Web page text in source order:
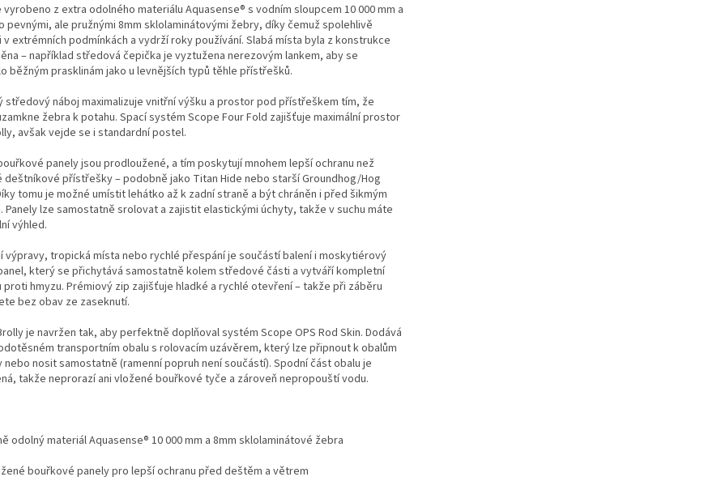
vyrobeno z extra odolného materiálu Aquasense® s vodním sloupcem 10 000 mm a
pevnými, ale pružnými 8mm sklolaminátovými žebry, díky čemuž spolehlivě
extrémních podmínkách a vydrží roky používání. Slabá místa byla z konstrukce
– například středová čepička je vyztužena nerezovým lankem, aby se
běžným prasklinám jako u levnějších typů těhle přístřešků.
středový náboj maximalizuje vnitřní výšku a prostor pod přístřeškem tím, že
žebra k potahu. Spací systém Scope Four Fold zajišťuje maximální prostor
avšak vejde se i standardní postel.
panely jsou prodloužené, a tím poskytují mnohem lepší ochranu než
deštníkové přístřešky – podobně jako Titan Hide nebo starší Groundhog/Hog
tomu je možné umístit lehátko až k zadní straně a být chráněn i před šikmým
Panely lze samostatně srolovat a zajistit elastickými úchyty, takže v suchu máte
výhled.
výpravy, tropická místa nebo rychlé přespání je součástí balení i moskytiérový
který se přichytává samostatně kolem středové části a vytváří kompletní
proti hmyzu. Prémiový zip zajišťuje hladké a rychlé otevření – takže při záběru
bez obav ze zaseknutí.
je navržen tak, aby perfektně doplňoval systém Scope OPS Rod Skin. Dodává
transportním obalu s rolovacím uzávěrem, který lze připnout k obalům
nebo nosit samostatně (ramenní popruh není součástí). Spodní část obalu je
takže neprorazí ani vložené bouřkové tyče a zároveň nepropouští vodu.
odolný materiál Aquasense® 10 000 mm a 8mm sklolaminátové žebra
bouřkové panely pro lepší ochranu před deštěm a větrem